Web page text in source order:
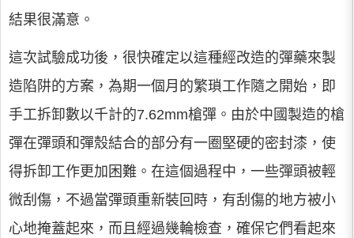
結果很滿意。
這次試驗成功後，很快確定以這種經改造的彈藥來製
造陷阱的方案，為期一個月的繁瑣工作隨之開始，即
手工拆卸數以千計的7.62mm槍彈。由於中國製造的槍
彈在彈頭和彈殼結合的部分有一圈堅硬的密封漆，使
得拆卸工作更加困難。在這個過程中，一些彈頭被輕
微刮傷，不過當彈頭重新裝回時，有刮傷的地方被小
心地掩蓋起來，而且經過幾輪檢查，確保它們看起來